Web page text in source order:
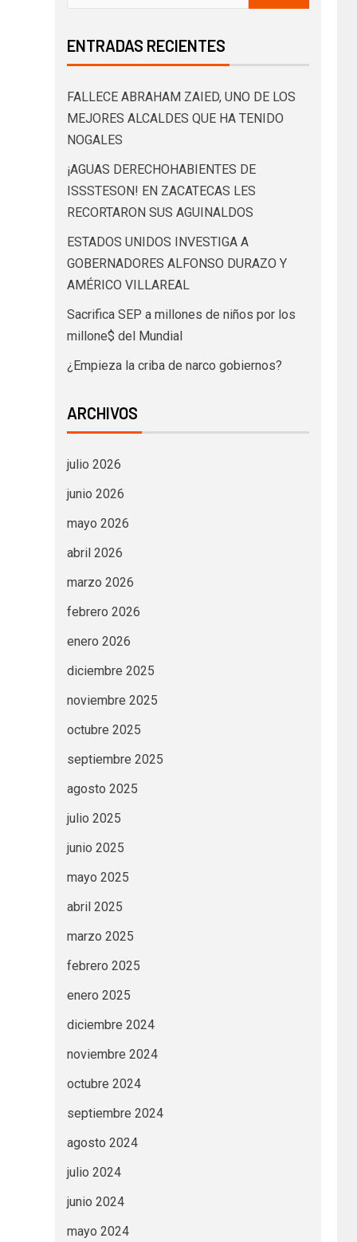
ENTRADAS RECIENTES
FALLECE ABRAHAM ZAIED, UNO DE LOS
MEJORES ALCALDES QUE HA TENIDO
NOGALES
¡AGUAS DERECHOHABIENTES DE
ISSSTESON! EN ZACATECAS LES
RECORTARON SUS AGUINALDOS
ESTADOS UNIDOS INVESTIGA A
GOBERNADORES ALFONSO DURAZO Y
AMÉRICO VILLAREAL
Sacrifica SEP a millones de niños por los
millone$ del Mundial
¿Empieza la criba de narco gobiernos?
ARCHIVOS
julio 2026
junio 2026
mayo 2026
abril 2026
marzo 2026
febrero 2026
enero 2026
diciembre 2025
noviembre 2025
octubre 2025
septiembre 2025
agosto 2025
julio 2025
junio 2025
mayo 2025
abril 2025
marzo 2025
febrero 2025
enero 2025
diciembre 2024
noviembre 2024
octubre 2024
septiembre 2024
agosto 2024
julio 2024
junio 2024
mayo 2024